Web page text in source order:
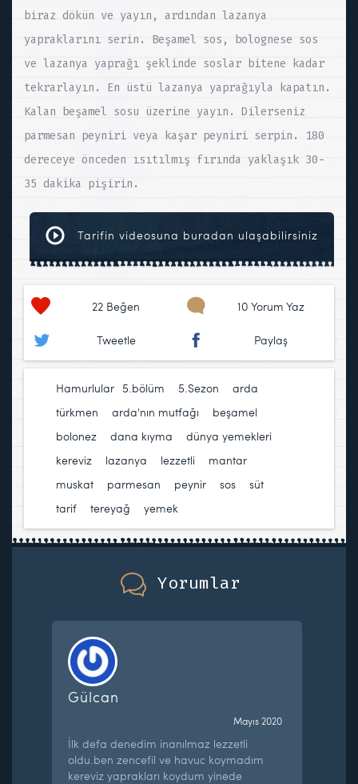
biraz dökün ve yayın, ardından lazanya
yapraklarını serin. Beşamel sos, bolognese sos
ve lazanya yaprağı şeklinde soslar bitene kadar
tekrarlayın. En üstü lazanya yaprağıyla kapatın.
Kalan beşamel sosu üzerine yayın. Dilerseniz
parmesan peyniri veya kaşar peyniri serpin. 180
dereceye önceden ısıtılmış fırında yaklaşık 30-
35 dakika pişirin.
Tarifin videosuna buradan ulaşabilirsiniz
22 Beğen 10 Yorum Yaz
Tweetle Paylaş
Hamurlular 5.bölüm 5.Sezon
arda
türkmen
arda'nın mutfağı beşamel
bolonez
dana kıyma dünya yemekleri
kereviz
lazanya lezzetli mantar
muskat
parmesan peynir sos süt
tarif
tereyağ yemek
Yorumlar
Gülcan
Mayıs 2020
İlk defa denedim inanılmaz lezzetli
oldu.ben zencefil ve havuc koymadım
kereviz yaprakları koydum yinede